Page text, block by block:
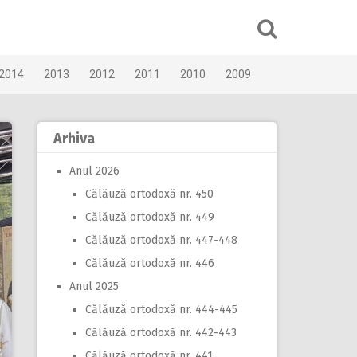
2013 2012 2011 2010 2009
Arhiva
Anul 2026
Călăuză ortodoxă nr. 450
Călăuză ortodoxă nr. 449
Călăuză ortodoxă nr. 447-448
Călăuză ortodoxă nr. 446
Anul 2025
Călăuză ortodoxă nr. 444-445
Călăuză ortodoxă nr. 442-443